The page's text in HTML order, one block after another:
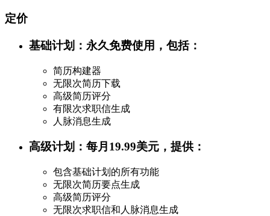
定价
基础计划：永久免费使用，包括：
简历构建器
无限次简历下载
高级简历评分
有限次求职信生成
人脉消息生成
高级计划：每月19.99美元，提供：
包含基础计划的所有功能
无限次简历要点生成
高级简历评分
无限次求职信和人脉消息生成